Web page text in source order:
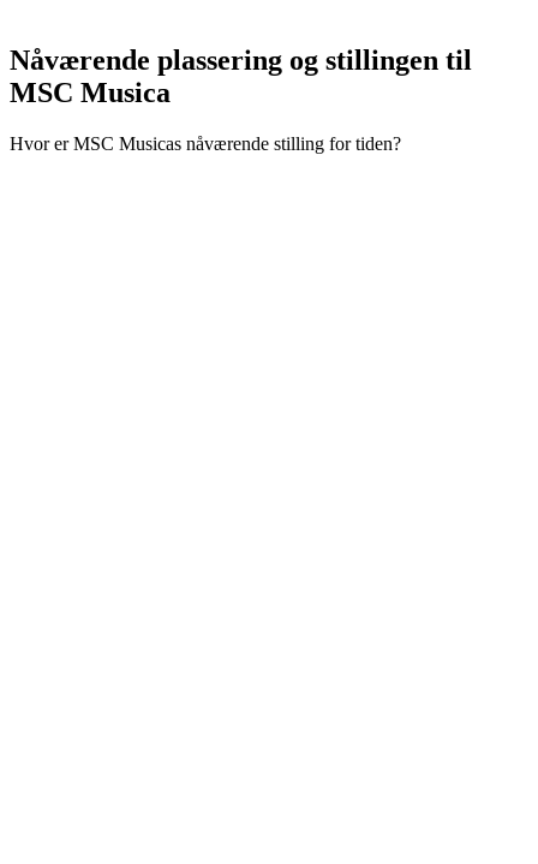
Nåværende plassering og stillingen til
MSC Musica
Hvor er MSC Musicas nåværende stilling for tiden?